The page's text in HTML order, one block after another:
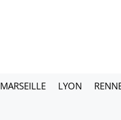
MARSEILLE LYON